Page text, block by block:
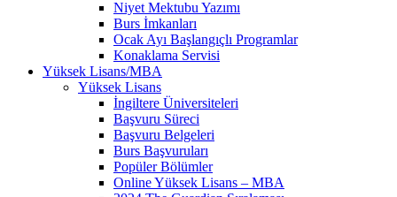
Niyet Mektubu Yazımı
Burs İmkanları
Ocak Ayı Başlangıçlı Programlar
Konaklama Servisi
Yüksek Lisans/MBA
Yüksek Lisans
İngiltere Üniversiteleri
Başvuru Süreci
Başvuru Belgeleri
Burs Başvuruları
Popüler Bölümler
Online Yüksek Lisans – MBA